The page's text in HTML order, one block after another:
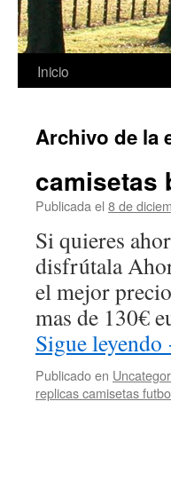
Saltar
contenido
Inicio
Archivo de la
camisetas
Publicada el 8 de
Si quieres
disfrútala
el mejor
mas de 130€
Sigue leyendo
Publicado en
replicas camisetas